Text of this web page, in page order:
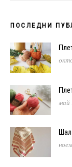
ПОСЛЕДНИ
май
Шал